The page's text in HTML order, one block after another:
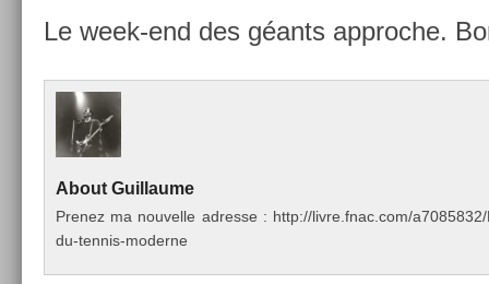
Le week-end des géants approc­he.
About Guil­laume
Pre­nez ma nouvel­le ad­resse : http://livre.fnac.com/
du-tennis-moderne